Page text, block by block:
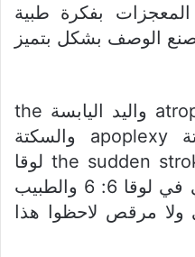
بفكرة طبية
الوصف بشكل بتميز
كما فرق بين الضمور atrophy واليد اليابسة the
withered hand والسكتة apoplexy والسكتة
الدماغية المفاجأة (21) the sudden stroke لوقا
لاحظ أنها كانت اليد اليمني في لوقا 6: 6 والطبيب
ولا مرقص لاحظوا هذا